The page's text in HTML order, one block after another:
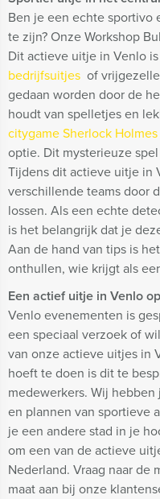
Ben je een echte
te zijn? Onze Workshop
Dit actieve uitje in Venlo
bedrijfsuitjes of
gedaan worden door de
houdt van spelletjes en
citygame Sherlock
optie. Dit mysterieuze
Tijdens dit actieve uitje in
verschillende teams door
lossen. Als een echte
is het belangrijk dat je
Aan de hand van tips is
onthullen, wie krijgt als
Een actief uitje in Venlo
Venlo evenementen is
een speciaal verzoek of
van onze actieve uitjes in
hoeft te doen is dit te
medewerkers. Wij
en plannen van sportieve
je een andere stad in je
om een van de actieve
Nederland. Vraag naar
maat aan bij onze